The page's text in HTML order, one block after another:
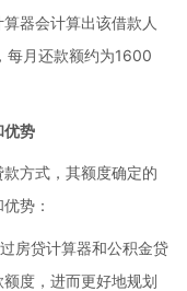
器会计算出该借款人
每月还款额约为1600
优势
方式，其额度确定的
势：
房贷计算器和公积金贷
度，进而更好地规划